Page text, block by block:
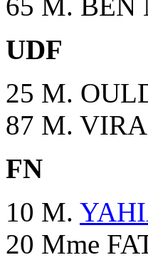
UDF
25 M.
87 M.
FN
10 M.
20 Mme